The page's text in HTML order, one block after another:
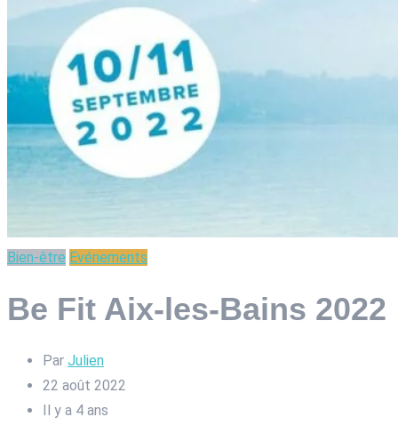
Bien-être Evénements
Be Fit Aix-les-Bains 2022
Par Julien
22 août 2022
Il y a 4 ans